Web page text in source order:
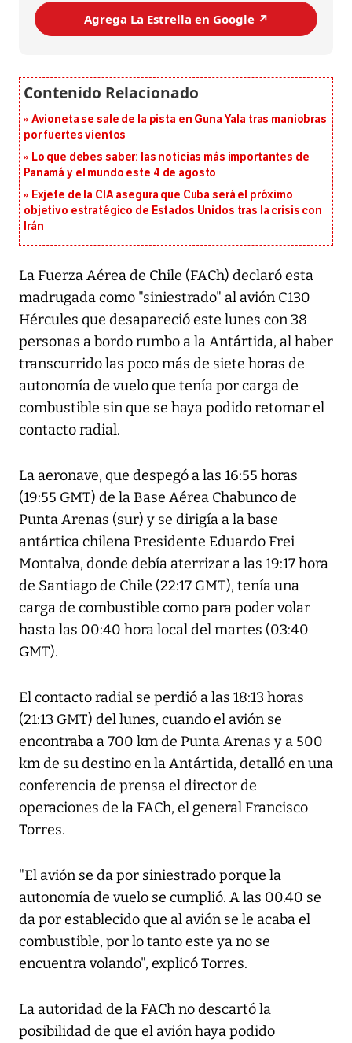
Agrega La Estrella en Google ↗️
Avioneta se sale de la pista en Guna Yala tras maniobras
por fuertes vientos
Lo que debes saber: las noticias más importantes de
Panamá y el mundo este 4 de agosto
Exjefe de la CIA asegura que Cuba será el próximo
objetivo estratégico de Estados Unidos tras la crisis con
Irán
La Fuerza Aérea de Chile (FACh) declaró esta
madrugada como "siniestrado" al avión C130
Hércules que desapareció este lunes con 38
personas a bordo rumbo a la Antártida, al haber
transcurrido las poco más de siete horas de
autonomía de vuelo que tenía por carga de
combustible sin que se haya podido retomar el
contacto radial.
La aeronave, que despegó a las 16:55 horas
(19:55 GMT) de la Base Aérea Chabunco de
Punta Arenas (sur) y se dirigía a la base
antártica chilena Presidente Eduardo Frei
Montalva, donde debía aterrizar a las 19:17 hora
de Santiago de Chile (22:17 GMT), tenía una
carga de combustible como para poder volar
hasta las 00:40 hora local del martes (03:40
GMT).
El contacto radial se perdió a las 18:13 horas
(21:13 GMT) del lunes, cuando el avión se
encontraba a 700 km de Punta Arenas y a 500
km de su destino en la Antártida, detalló en una
conferencia de prensa el director de
operaciones de la FACh, el general Francisco
Torres.
"El avión se da por siniestrado porque la
autonomía de vuelo se cumplió. A las 00.40 se
da por establecido que al avión se le acaba el
combustible, por lo tanto este ya no se
encuentra volando", explicó Torres.
La autoridad de la FACh no descartó la
posibilidad de que el avión haya podido